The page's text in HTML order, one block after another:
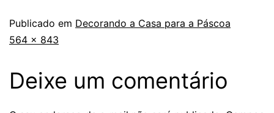
Publicado em Decorando a Casa para a Páscoa
564 × 843
Deixe um comentário